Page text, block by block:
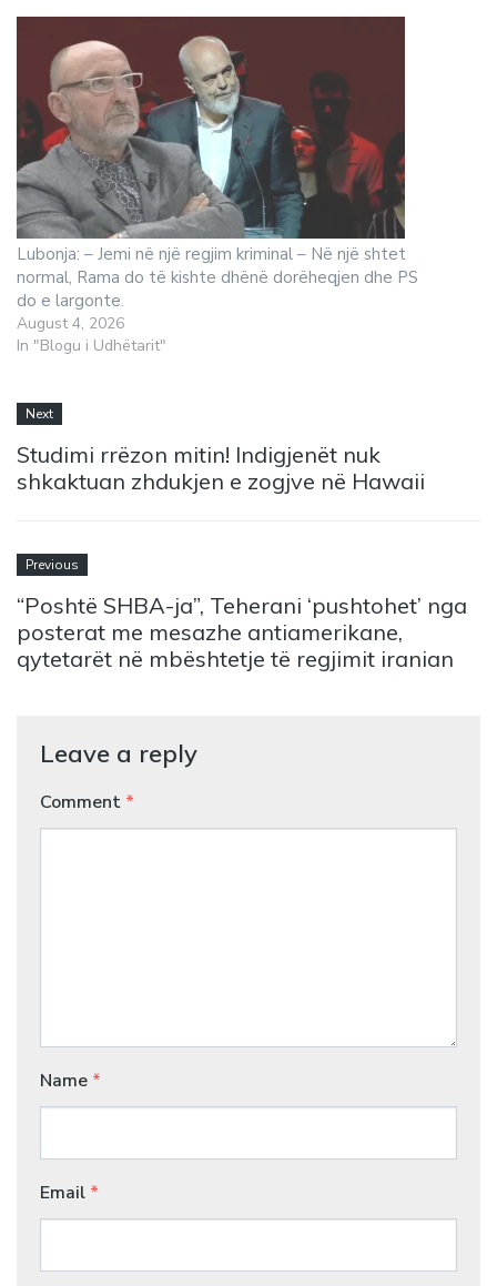
Lubonja: – Jemi në një regjim kriminal – Në një shtet
normal, Rama do të kishte dhënë dorëheqjen dhe PS
do e largonte.
August 4, 2026
In "Blogu i Udhëtarit"
Next
Studimi rrëzon mitin! Indigjenët nuk
shkaktuan zhdukjen e zogjve në Hawaii
Previous
“Poshtë SHBA-ja”, Teherani ‘pushtohet’ nga
posterat me mesazhe antiamerikane,
qytetarët në mbështetje të regjimit iranian
Leave a reply
Comment *
Name *
Email *